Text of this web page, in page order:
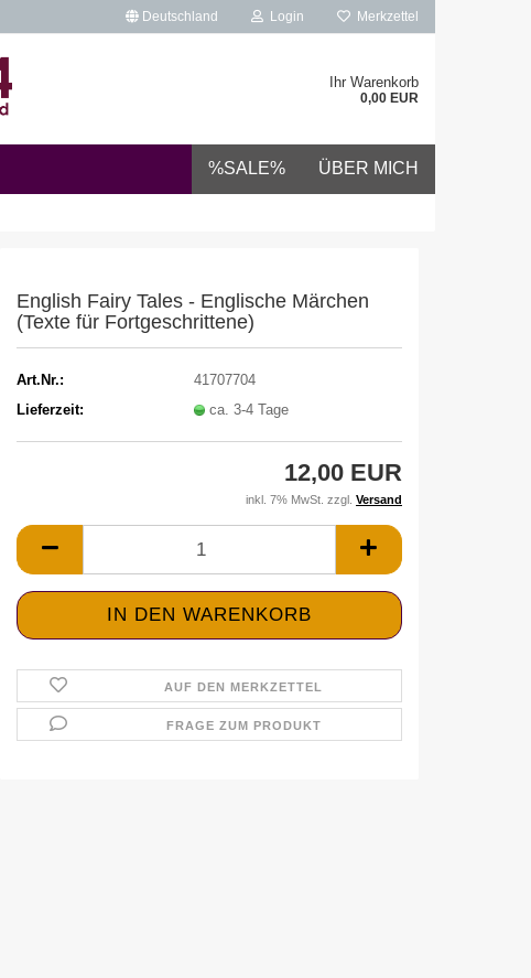
Deutschland Login Merkzettel
Ihr Warenkorb
0,00 EUR
%SALE% ÜBER MICH
English Fairy Tales - Englische Märchen
(Texte für Fortgeschrittene)
Art.Nr.:
41707704
Lieferzeit:
ca. 3-4 Tage
12,00 EUR
inkl. 7% MwSt. zzgl. Versand
AUF DEN MERKZETTEL
FRAGE ZUM PRODUKT